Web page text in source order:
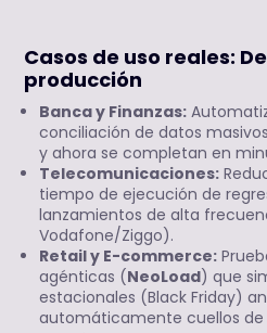
Casos de uso reales:
producción
Banca y Finanzas:
conciliación de datos
y ahora se completan en
Telecomunicaciones:
tiempo de ejecución de
lanzamientos de alta
Vodafone/Ziggo).
Retail y E-commerce:
agénticas (NeoLoad) que
estacionales (Black Friday)
automáticamente cuellos